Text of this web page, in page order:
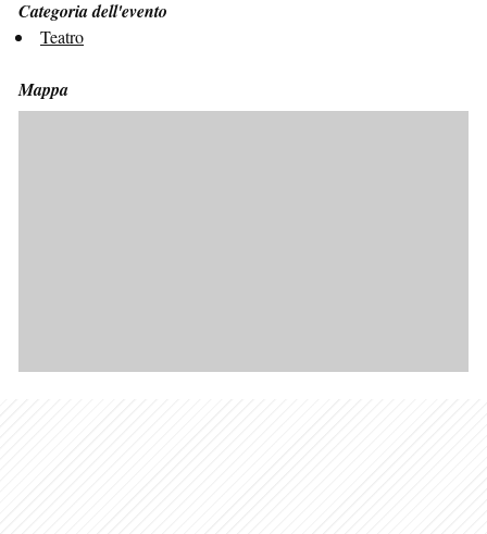
Categoria dell'evento
Teatro
Mappa